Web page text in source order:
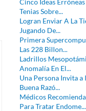
Cinco Ideas
Tenias Sobre...
Logran Enviar A La
Jugando De...
Primera
Las 228 Billon...
Ladrillos
Anomalía En El...
Una Persona Invita
Buena Razó...
Médicos
Para Tratar Endome...